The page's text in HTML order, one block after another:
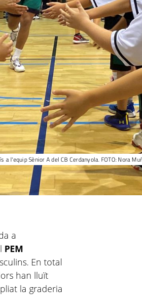
l'equip Sènior A del CB Cerdanyola. FOTO: Nora
a
PEM
En total
han lluït
la graderia